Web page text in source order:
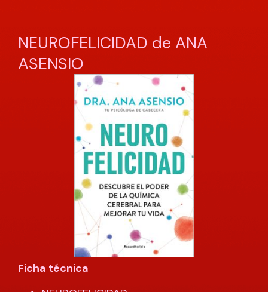
NEUROFELICIDAD de ANA
ASENSIO
Ficha técnica